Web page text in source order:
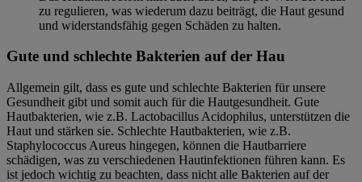
zu regulieren, was wiederum dazu beiträgt, die Haut gesund
und widerstandsfähig gegen Schäden zu halten.
Gute und schlechte Bakterien auf der Hau
Allgemein gilt, dass es gute und schlechte Bakterien für unsere
Gesundheit gibt und somit auch für die Hautgesundheit. Gute
Hautbakterien, wie z.B. Lactobacillus Acidophilus, unterstützen die
Haut und stärken sie. Schlechte Hautbakterien, wie z.B.
Staphylococcus Aureus hingegen, können die Hautbarriere
schädigen, was zu verschiedenen Hautinfektionen führen kann. Es
ist jedoch wichtig zu beachten, dass nicht alle Bakterien auf der